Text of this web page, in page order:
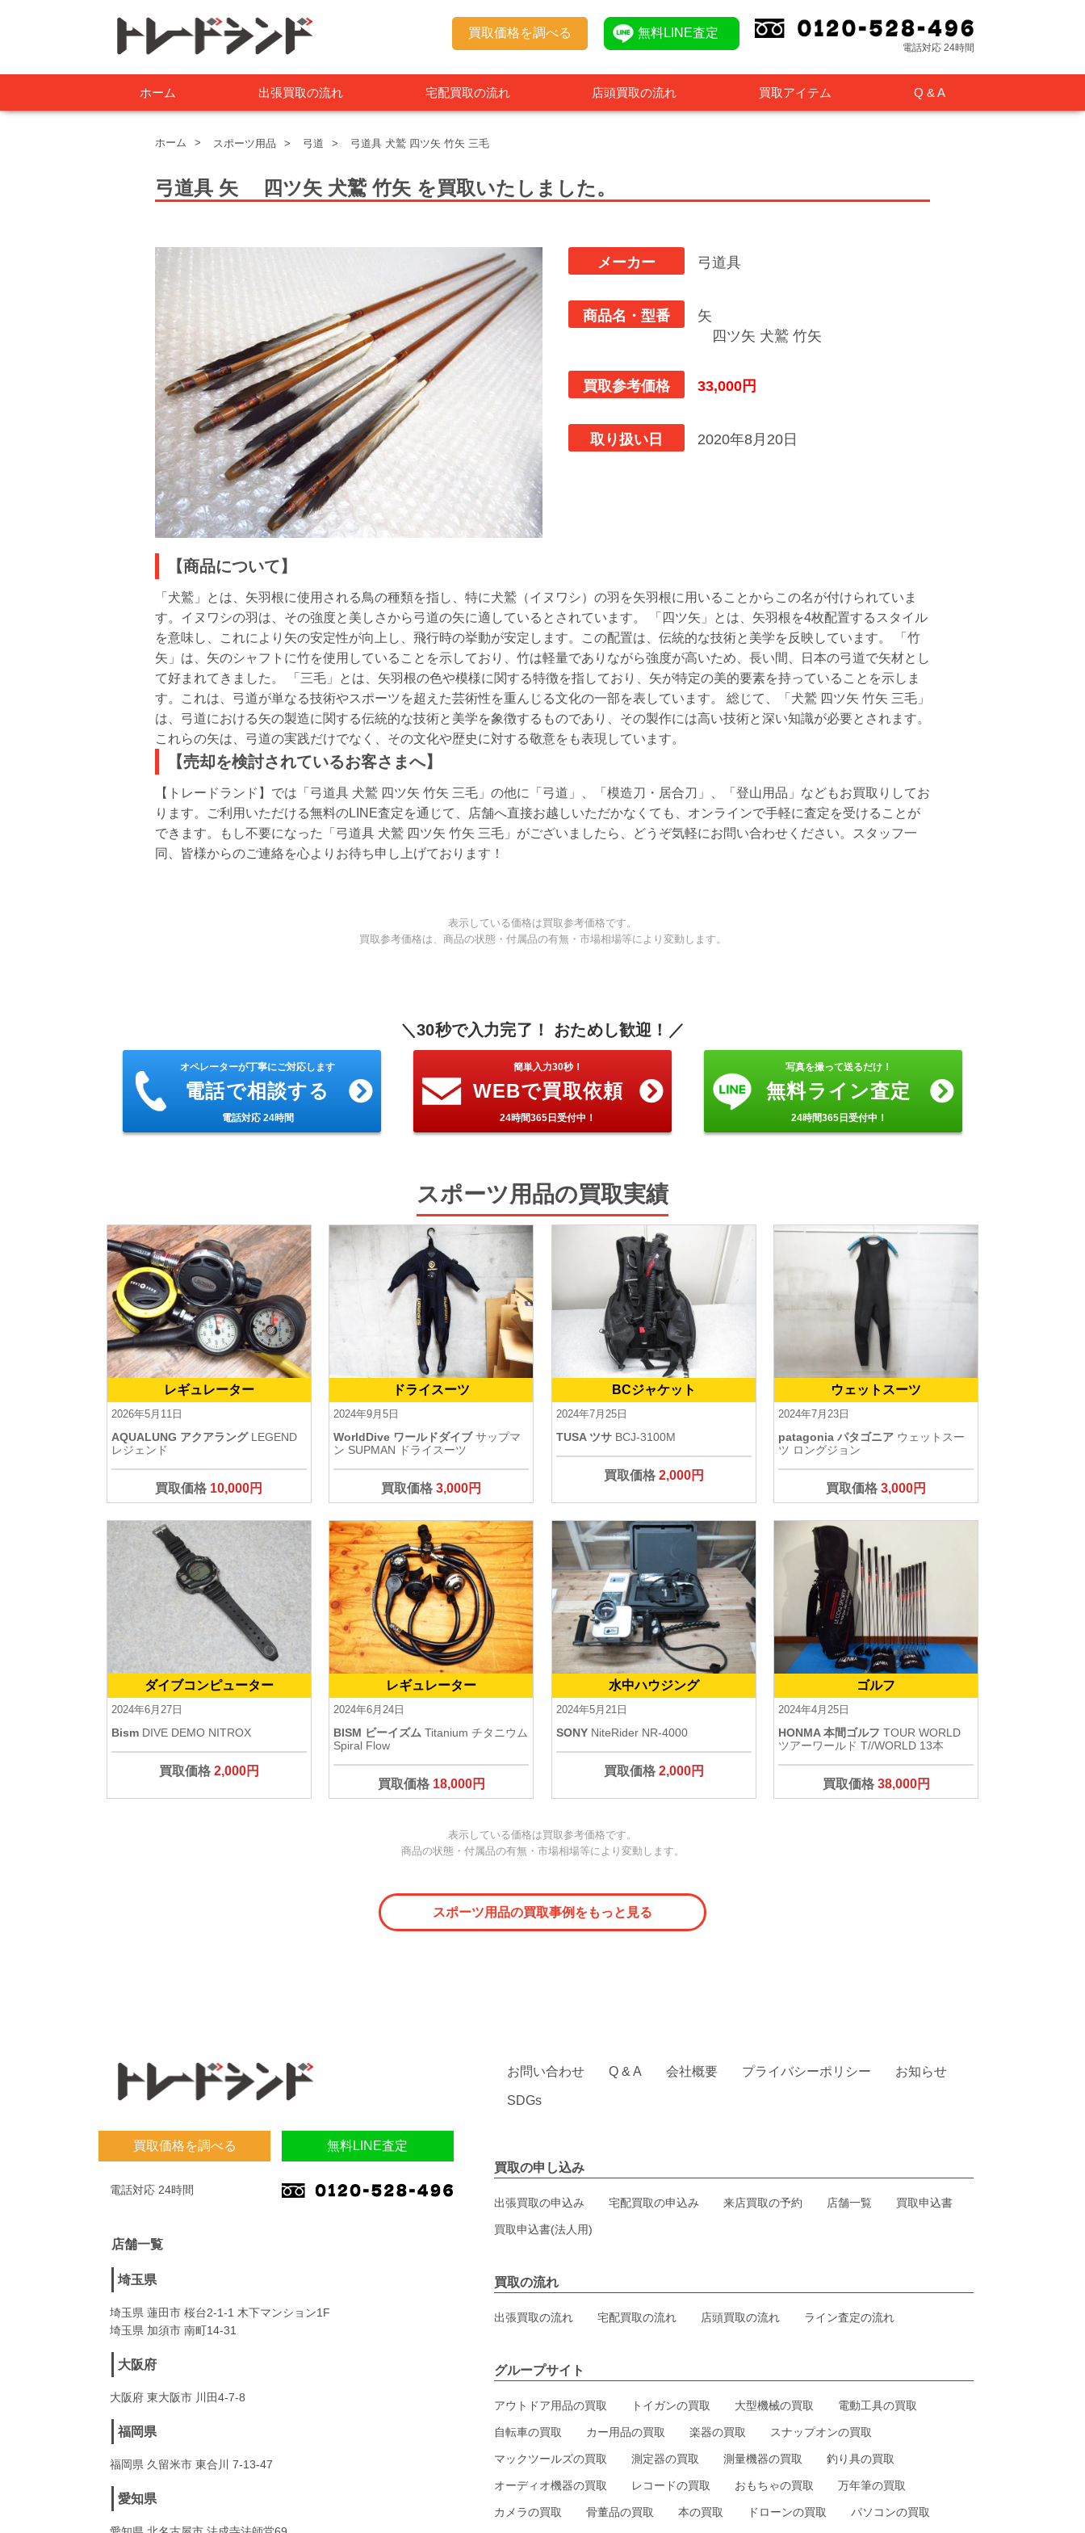
買取価格を調べる 無料LINE査定
電話対応 24時間
ホーム 出張買取の流れ 宅配買取の流れ 店頭買取の流れ 買取アイテム Q & A
ホーム スポーツ用品 弓道 弓道具 犬鷲 四ツ矢 竹矢 三毛
弓道具 矢 四ツ矢 犬鷲 竹矢 を買取いたしました。
メーカー 弓道具
商品名・型番
矢
四ツ矢 犬鷲 竹矢
買取参考価格 33,000円
取り扱い日 2020年8月20日
【商品について】
「犬鷲」とは、矢羽根に使用される鳥の種類を指し、特に犬鷲（イヌワシ）の羽を矢羽根に用いることからこの名が付けられていま
す。イヌワシの羽は、その強度と美しさから弓道の矢に適しているとされています。 「四ツ矢」とは、矢羽根を4枚配置するスタイル
を意味し、これにより矢の安定性が向上し、飛行時の挙動が安定します。この配置は、伝統的な技術と美学を反映しています。 「竹
矢」は、矢のシャフトに竹を使用していることを示しており、竹は軽量でありながら強度が高いため、長い間、日本の弓道で矢材とし
て好まれてきました。 「三毛」とは、矢羽根の色や模様に関する特徴を指しており、矢が特定の美的要素を持っていることを示しま
す。これは、弓道が単なる技術やスポーツを超えた芸術性を重んじる文化の一部を表しています。 総じて、「犬鷲 四ツ矢 竹矢 三毛」
は、弓道における矢の製造に関する伝統的な技術と美学を象徴するものであり、その製作には高い技術と深い知識が必要とされます。
これらの矢は、弓道の実践だけでなく、その文化や歴史に対する敬意をも表現しています。
【売却を検討されているお客さまへ】
【トレードランド】では「弓道具 犬鷲 四ツ矢 竹矢 三毛」の他に「弓道」、「模造刀・居合刀」、「登山用品」などもお買取りしてお
ります。ご利用いただける無料のLINE査定を通じて、店舗へ直接お越しいただかなくても、オンラインで手軽に査定を受けることが
できます。もし不要になった「弓道具 犬鷲 四ツ矢 竹矢 三毛」がございましたら、どうぞ気軽にお問い合わせください。スタッフ一
同、皆様からのご連絡を心よりお待ち申し上げております！
表示している価格は買取参考価格です。
買取参考価格は、商品の状態・付属品の有無・市場相場等により変動します。
＼30秒で入力完了！ おためし歓迎！／
オペレーターが丁寧にご対応します
電話で相談する
電話対応 24時間
簡単入力30秒！
WEBで買取依頼
24時間365日受付中！
写真を撮って送るだけ！
無料ライン査定
24時間365日受付中！
スポーツ用品の買取実績
レギュレーター
2026年5月11日
AQUALUNG アクアラングLEGEND
レジェンド
買取価格 10,000円
ドライスーツ
2024年9月5日
WorldDive ワールドダイブサップマ
ン SUPMAN ドライスーツ
買取価格3,000円
BCジャケット
2024年7月25日
TUSA ツサBCJ-3100M
買取価格 2,000円
ウェットスーツ
2024年7月23日
patagonia パタゴニア ウェットスー
ツ ロングジョン
買取価格3,000円
ダイブコンピューター
2024年6月27日
Bism DIVE DEMO NITROX
買取価格 2,000円
レギュレーター
2024年6月24日
BISM ビーイズム Titanium チタニウム
Spiral Flow
買取価格 18,000円
水中ハウジング
2024年5月21日
SONYNiteRider NR-4000
買取価格 2,000円
ゴルフ
2024年4月25日
HONMA 本間ゴルフTOUR WORLD
ツアーワールド T//WORLD 13本
買取価格 38,000円
表示している価格は買取参考価格です。
商品の状態・付属品の有無・市場相場等により変動します。
スポーツ用品の買取事例をもっと見る
買取価格を調べる 無料LINE査定
電話対応 24時間
店舗一覧
埼玉県
埼玉県 蓮田市 桜台2-1-1 木下マンション1F
埼玉県 加須市 南町14-31
大阪府
大阪府 東大阪市 川田4-7-8
福岡県
福岡県 久留米市 東合川 7-13-47
愛知県
お問い合わせ Q & A 会社概要 プライバシーポリシー お知らせ
SDGs
買取の申し込み
出張買取の申込み 宅配買取の申込み 来店買取の予約 店舗一覧 買取申込書
買取申込書(法人用)
買取の流れ
出張買取の流れ 宅配買取の流れ 店頭買取の流れ ライン査定の流れ
グループサイト
アウトドア用品の買取 トイガンの買取 大型機械の買取 電動工具の買取
自転車の買取 カー用品の買取 楽器の買取 スナップオンの買取
マックツールズの買取 測定器の買取 測量機器の買取 釣り具の買取
オーディオ機器の買取 レコードの買取 おもちゃの買取 万年筆の買取
カメラの買取 骨董品の買取 本の買取 ドローンの買取 パソコンの買取